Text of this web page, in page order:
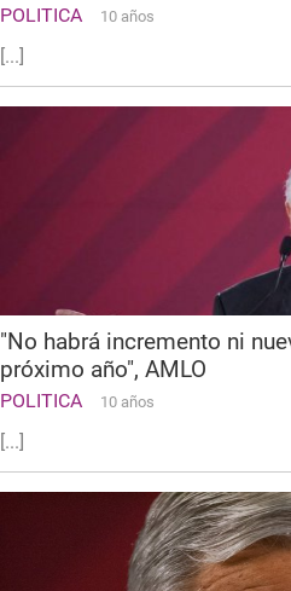
POLITICA 10 años
[...]
"No habrá incremento ni
próximo año", AMLO
POLITICA 10 años
[...]